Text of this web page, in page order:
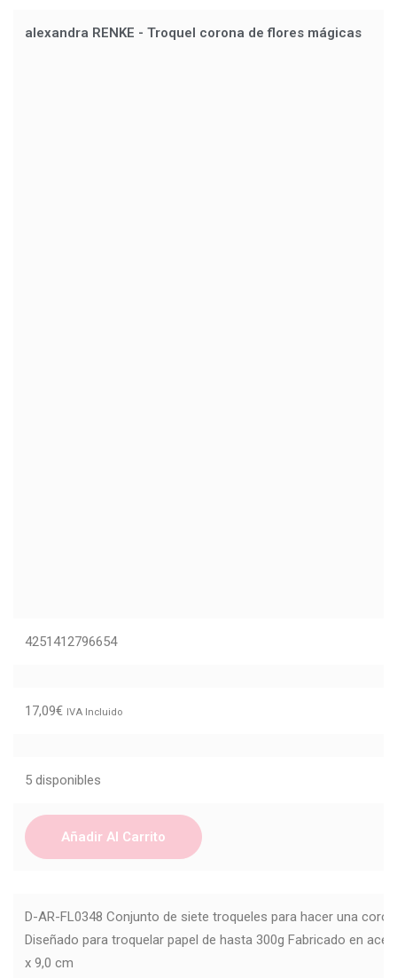
alexandra RENKE - Troquel corona de flores mágicas
4251412796654
17,09€ IVA Incluido
5 disponibles
Añadir Al Carrito
D-AR-FL0348 Conjunto de siete troqueles para hacer una
Diseñado para troquelar papel de hasta 300g Fabricado en
x 9,0 cm